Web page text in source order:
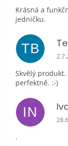
Krásná a
jedničku.
TB
Skvělý
perfektně. :-)
IN
.